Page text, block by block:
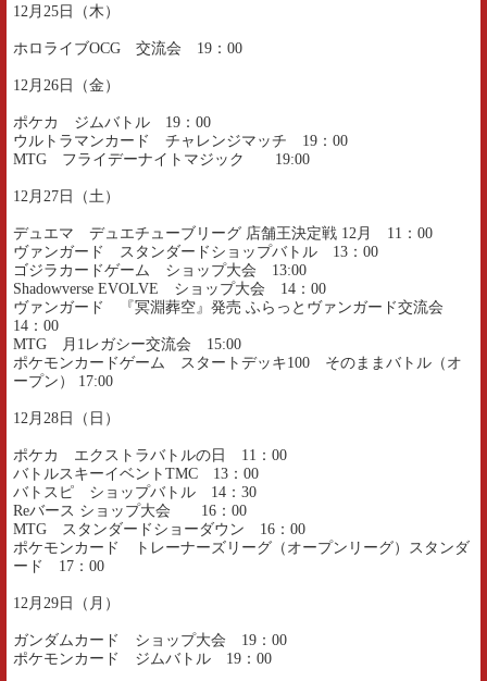
12月25日（木）
ホロライブOCG 交流会 19：00
12月26日（金）
ポケカ ジムバトル 19：00
ウルトラマンカード チャレンジマッチ 19：00
MTG フライデーナイトマジック 19:00
12月27日（土）
デュエマ デュエチューブリーグ 店舗王決定戦 12月 11：00
ヴァンガード スタンダードショップバトル 13：00
ゴジラカードゲーム ショップ大会 13:00
Shadowverse EVOLVE ショップ大会 14：00
ヴァンガード 『冥淵葬空』発売 ふらっとヴァンガード交流会
14：00
MTG 月1レガシー交流会 15:00
ポケモンカードゲーム スタートデッキ100 そのままバトル（オ
ープン） 17:00
12月28日（日）
ポケカ エクストラバトルの日 11：00
バトルスキーイベントTMC 13：00
バトスピ ショップバトル 14：30
Reバース ショップ大会 16：00
MTG スタンダードショーダウン 16：00
ポケモンカード トレーナーズリーグ（オープンリーグ）スタンダ
ード 17：00
12月29日（月）
ガンダムカード ショップ大会 19：00
ポケモンカード ジムバトル 19：00